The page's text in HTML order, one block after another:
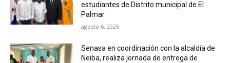
estudiantes de Distrito municipal de El
Palmar
agosto 6, 2026
Senasa en coordinación con la alcaldía de
Neiba, realiza jornada de entrega de